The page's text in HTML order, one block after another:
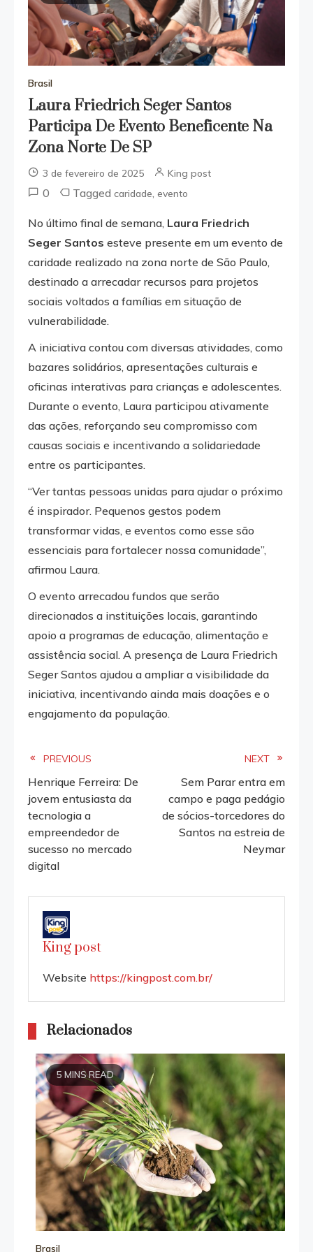
Brasil
Laura Friedrich Seger Santos
Participa De Evento Beneficente Na
Zona Norte De SP
3 de fevereiro de 2025 King post
0 Tagged caridade, evento
No último final de semana, Laura Friedrich
Seger Santos esteve presente em um evento de
caridade realizado na zona norte de São Paulo,
destinado a arrecadar recursos para projetos
sociais voltados a famílias em situação de
vulnerabilidade.
A iniciativa contou com diversas atividades, como
bazares solidários, apresentações culturais e
oficinas interativas para crianças e adolescentes.
Durante o evento, Laura participou ativamente
das ações, reforçando seu compromisso com
causas sociais e incentivando a solidariedade
entre os participantes.
“Ver tantas pessoas unidas para ajudar o próximo
é inspirador. Pequenos gestos podem
transformar vidas, e eventos como esse são
essenciais para fortalecer nossa comunidade”,
afirmou Laura.
O evento arrecadou fundos que serão
direcionados a instituições locais, garantindo
apoio a programas de educação, alimentação e
assistência social. A presença de Laura Friedrich
Seger Santos ajudou a ampliar a visibilidade da
iniciativa, incentivando ainda mais doações e o
engajamento da população.
Read
more
articles
PREVIOUS
Henrique Ferreira: De
jovem entusiasta da
tecnologia a
empreendedor de
sucesso no mercado
digital
NEXT
Sem Parar entra em
campo e paga pedágio
de sócios-torcedores do
Santos na estreia de
Neymar
King post
Website https://kingpost.com.br/
Relacionados
5 MINS READ
Brasil